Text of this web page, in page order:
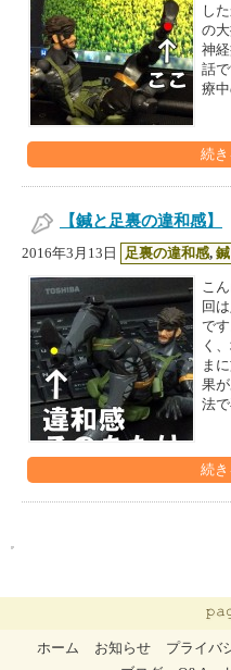
し
の
神
話
療
続
【鍼と足裏の違和感】
2016年3月13日 足裏の違和感, 鍼
こ
回
で
く
ま
果
法
続
ホーム お知らせ プライバ